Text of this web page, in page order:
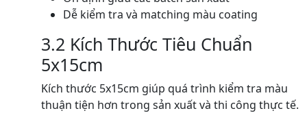
Dễ kiểm tra và matching màu coating
3.2 Kích Thước Tiêu Chuẩn
5x15cm
Kích thước 5x15cm giúp quá trình kiểm tra màu
thuận tiện hơn trong sản xuất và thi công thực tế.